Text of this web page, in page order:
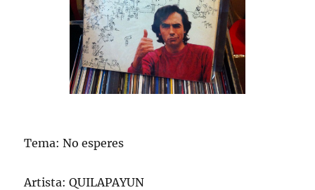
Tema: No esperes
Artista: QUILAPAYUN